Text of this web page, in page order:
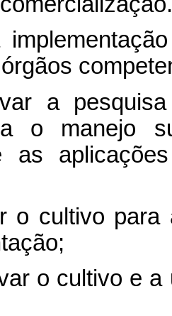
a
o manejo
as
o cultivo
o cultivo e